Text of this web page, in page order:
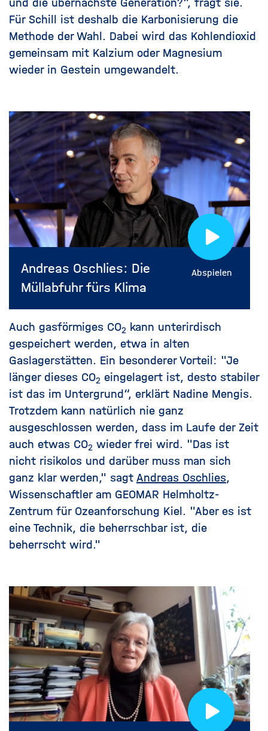
Für Schill ist deshalb die Karbonisierung die
Methode der Wahl. Dabei wird das Kohlendioxid
gemeinsam mit Kalzium oder Magnesium
wieder in Gestein umgewandelt.
Andreas Oschlies: Die
Müllabfuhr fürs Klima
Abspielen
Auch gasförmiges CO2 kann unterirdisch
gespeichert werden, etwa in alten
Gaslagerstätten. Ein besonderer Vorteil: "Je
länger dieses CO2 eingelagert ist, desto stabiler
ist das im Untergrund“, erklärt Nadine Mengis.
Trotzdem kann natürlich nie ganz
ausgeschlossen werden, dass im Laufe der Zeit
auch etwas CO2 wieder frei wird. "Das ist
nicht risikolos und darüber muss man sich
ganz klar werden," sagt Andreas Oschlies,
Wissenschaftler am GEOMAR Helmholtz-
Zentrum für Ozeanforschung Kiel. "Aber es ist
eine Technik, die beherrschbar ist, die
beherrscht wird."